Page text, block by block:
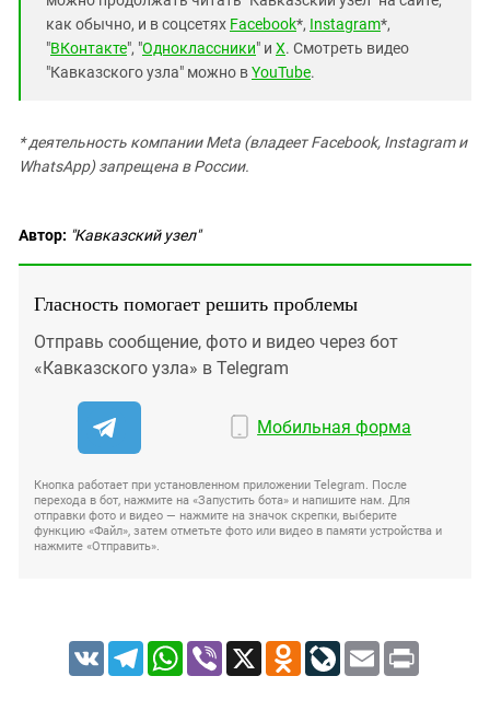
как обычно, и в соцсетях Facebook*, Instagram*,
"ВКонтакте", "Одноклассники" и X. Смотреть видео
"Кавказского узла" можно вYouTube.
* деятельность компании Meta (владеет Facebook, Instagram и
WhatsApp) запрещена в России.
Автор: "Кавказский узел"
Гласность помогает решить проблемы
Отправь сообщение, фото и видео через бот
«Кавказского узла» в Telegram
Мобильная форма
Кнопка работает при установленном приложении Telegram. После
перехода в бот, нажмите на «Запустить бота» и напишите нам. Для
отправки фото и видео — нажмите на значок скрепки, выберите
функцию «Файл», затем отметьте фото или видео в памяти устройства и
нажмите «Отправить».
VK TelegramWhatsApp
Viber X Odnoklassniki
LiveJournal
Email Print